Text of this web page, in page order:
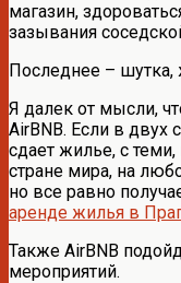
магазин,
зазывания
Последнее –
Я далек от мысли,
AirBNB. Если в двух
сдает жилье, с
стране мира, на
но все равно
аренде жилья в
Также AirBNB
мероприятий.